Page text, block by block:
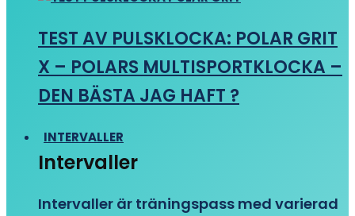
TEST AV PULSKLOCKA: POLAR GRIT
X – POLARS MULTISPORTKLOCKA –
DEN BÄSTA JAG HAFT ?
INTERVALLER
Intervaller
Intervaller är träningspass med varierad